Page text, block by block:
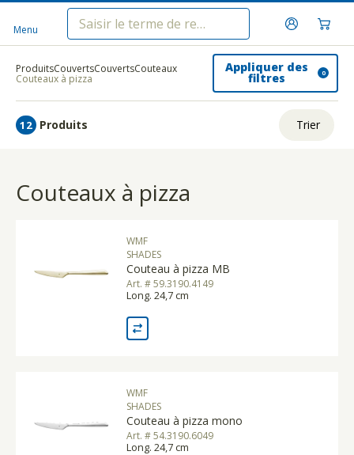
Menu
ProduitsCouvertsCouvertsCouteaux
Couteaux à pizza
Appliquer des
filtres 0
12 Produits Trier
Nom Z - A
Couteaux à pizza
WMF
SHADES
Couteau à pizza MB
Art. # 59.3190.4149
Long. 24,7 cm
WMF
SHADES
Couteau à pizza mono
Art. # 54.3190.6049
Long. 24,7 cm